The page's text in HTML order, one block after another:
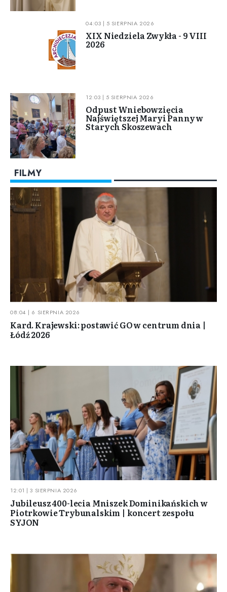
04:03 | 5 SIERPNIA 2026
XIX Niedziela Zwykła - 9 VIII
2026
12:03 | 5 SIERPNIA 2026
Odpust Wniebowzięcia
Najświętszej Maryi Panny w
Starych Skoszewach
FILMY
08:04 | 6 SIERPNIA 2026
Kard. Krajewski: postawić GO w centrum dnia |
Łódź 2026
12:01 | 3 SIERPNIA 2026
Jubileusz 400-lecia Mniszek Dominikańskich w
Piotrkowie Trybunalskim | koncert zespołu
SYJON